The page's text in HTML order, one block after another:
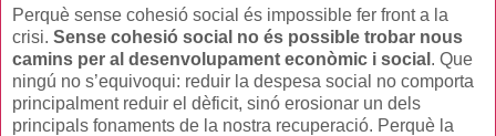
Perquè sense cohesió social és impossible fer front a la
crisi. Sense cohesió social no és possible trobar nous
camins per al desenvolupament econòmic i social . Que
ningú no s’equivoqui: reduir la despesa social no comporta
principalment reduir el dèficit, sinó erosionar un dels
principals fonaments de la nostra recuperació. Perquè la